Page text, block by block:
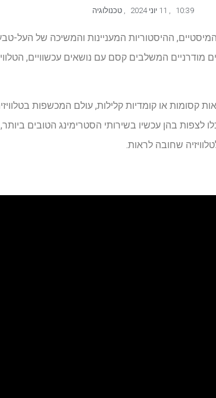
10:39
,
, טכנולוגיה
ההיסטוריות המעניינות והמשיכה של העל-
המשלבים קסם עם נושאים עכשוויים,
קסומות או קומדיות קלילות, עולם המכשפות
לצפות בהן עכשיו בשירותי הסטרימינג הטובים
שחובה לראות.